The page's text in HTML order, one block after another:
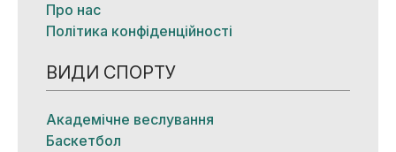
Про нас
Політика конфіденційності
ВИДИ СПОРТУ
Академічне веслування
Баскетбол